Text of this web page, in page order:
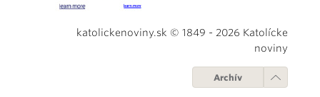
katolickenoviny.sk © 1849 - 2026 Katolícke
noviny
Archív